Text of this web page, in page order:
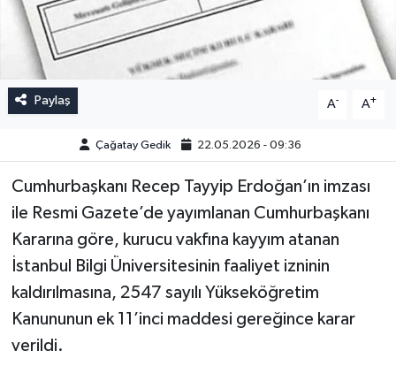
Paylaş A- A+
Çağatay Gedik 22.05.2026 - 09:36
Cumhurbaşkanı Recep Tayyip Erdoğan’ın imzası
ile Resmi Gazete’de yayımlanan Cumhurbaşkanı
Kararına göre, kurucu vakfına kayyım atanan
İstanbul Bilgi Üniversitesinin faaliyet izninin
kaldırılmasına, 2547 sayılı Yükseköğretim
Kanununun ek 11’inci maddesi gereğince karar
verildi.